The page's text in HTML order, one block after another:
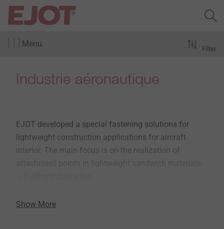
Menu
Industrie aéronautique
Show More
EJOT developed a special fastening solutions for
lightweight construction applications for aircraft
interior. The main focus is on the realization of
Filter